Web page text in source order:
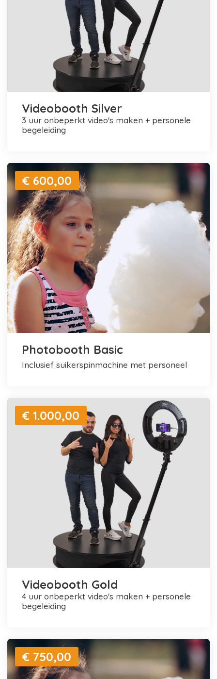
Videobooth Silver
3 uur onbeperkt video's maken + personele
begeleiding
€ 600,00
Photobooth Basic
inclusief suikerspinmachine met personeel
€ 1.000,00
Videobooth Gold
4 uur onbeperkt video's maken + personele
begeleiding
€ 750,00